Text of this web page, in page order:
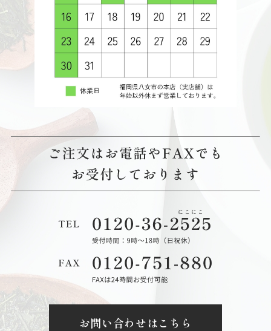
お問い合わせはこちら